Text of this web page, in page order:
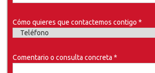
Cómo quieres que contactemos contigo *
Comentario o consulta concreta *